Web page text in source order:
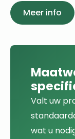
Meer info
Valt uw
wat u